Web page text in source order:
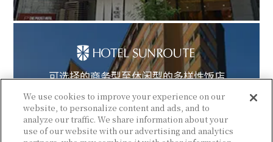
可选择的商务型至休闲型的多样性饭店
We use cookies to improve your experience on our
website, to personalize content and ads, and to
analyze our traffic. We share information about your
use of our website with our advertising and analytics